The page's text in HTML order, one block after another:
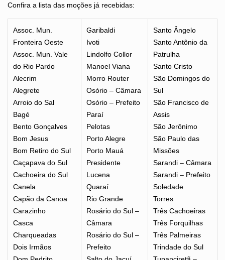
Confira a lista das moções já recebidas:
Assoc. Mun.
Fronteira Oeste
Assoc. Mun. Vale
do Rio Pardo
Alecrim
Alegrete
Arroio do Sal
Bagé
Bento Gonçalves
Bom Jesus
Bom Retiro do Sul
Caçapava do Sul
Cachoeira do Sul
Canela
Capão da Canoa
Carazinho
Casca
Charqueadas
Dois Irmãos
Garibaldi
Ivoti
Lindolfo Collor
Manoel Viana
Morro Router
Osório – Câmara
Osório – Prefeito
Paraí
Pelotas
Porto Alegre
Porto Mauá
Presidente
Lucena
Quaraí
Rio Grande
Rosário do Sul –
Câmara
Rosário do Sul –
Prefeito
Santo Ângelo
Santo Antônio da
Patrulha
Santo Cristo
São Domingos do
Sul
São Francisco de
Assis
São Jerônimo
São Paulo das
Missões
Sarandi – Câmara
Sarandi – Prefeito
Soledade
Torres
Três Cachoeiras
Três Forquilhas
Três Palmeiras
Trindade do Sul